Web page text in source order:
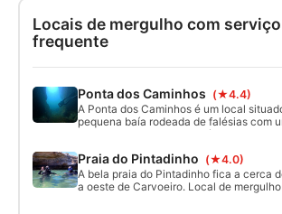
Locais de mergulho com serviço
frequente
Ponta dos Caminhos (★4.4)
A Ponta dos Caminhos é um local
pequena baía rodeada de falésias com
rocha no meio que sai da água durante a
de duas passagens que atravessam as
outro lado. A profundidade varia entre
Praia do Pintadinho (★4.0)
A bela praia do Pintadinho fica a cerca
a oeste de Carvoeiro. Local de